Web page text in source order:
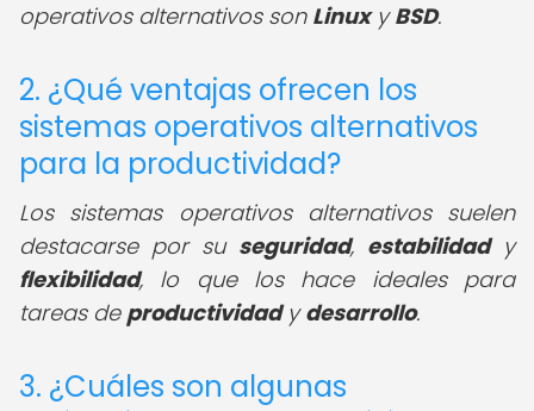
operativos alternativos son LinuxyBSD.
2. ¿Qué ventajas ofrecen los
sistemas operativos alternativos
para la productividad?
Los sistemas operativos alternativos suelen
destacarse por su seguridad, estabilidady
flexibilidad, lo que los hace ideales para
tareas de productividadydesarrollo.
3. ¿Cuáles son algunas